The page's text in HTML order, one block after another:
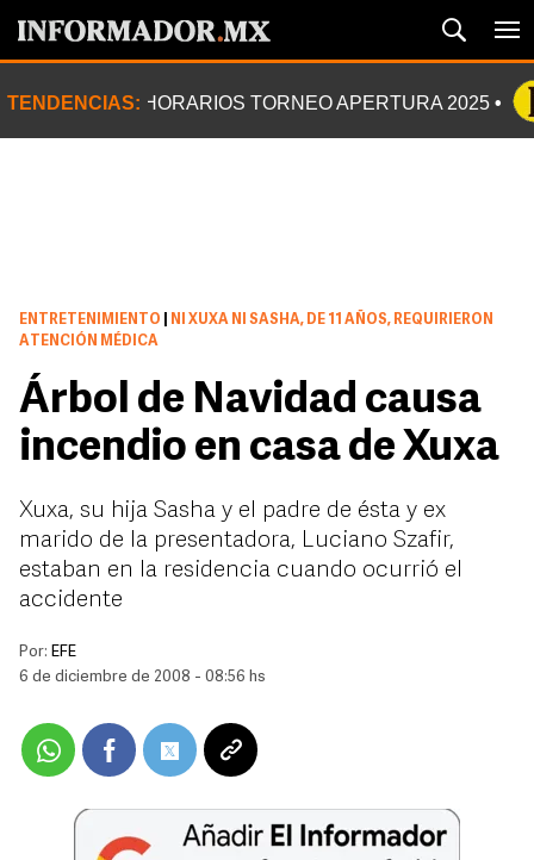
TENDENCIAS: HORARIOS TORNEO APERTURA 2025
ENTRETENIMIENTO
NI XUXA NI SASHA, DE 11 AÑOS, REQUIRIERON
ATENCIÓN MÉDICA
Árbol de Navidad causa
incendio en casa de Xuxa
Xuxa, su hija Sasha y el padre de ésta y ex
marido de la presentadora, Luciano Szafir,
estaban en la residencia cuando ocurrió el
accidente
Por: EFE
6 de diciembre de 2008 - 08:56 hs